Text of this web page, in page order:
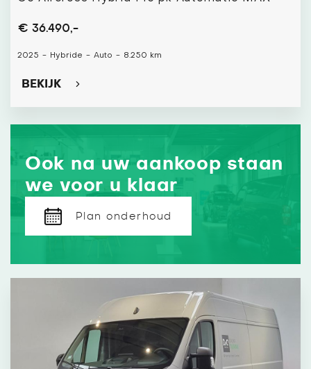
€ 36.490,-
2025 - Hybride - Auto - 8.250 km
BEKIJK
Ook na uw aankoop staan
we voor u klaar
Plan onderhoud